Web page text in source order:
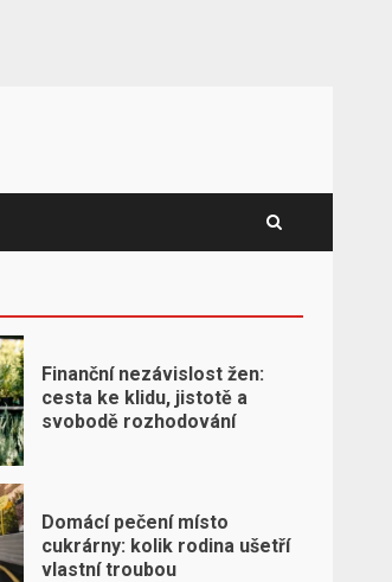
Finanční nezávislost žen:
cesta ke klidu, jistotě a
svobodě rozhodování
Domácí pečení místo
cukrárny: kolik rodina ušetří
vlastní troubou